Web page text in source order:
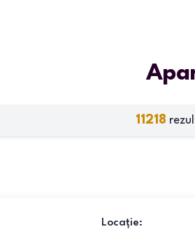
11218
Locație: